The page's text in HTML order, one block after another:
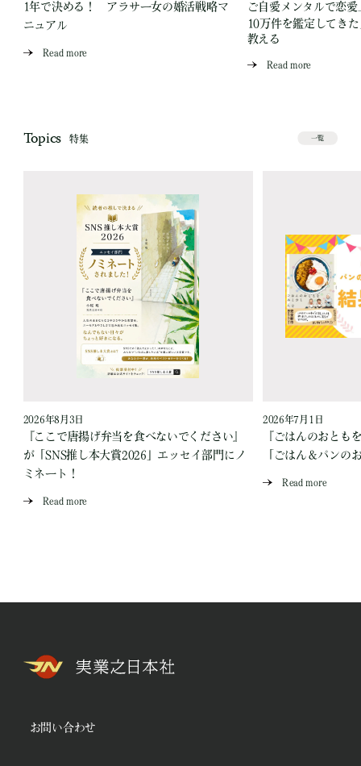
1年で決める！ アラサー女の婚活戦略マ
ニュアル
Read more
ご自愛メンタルで恋
10万件を鑑定してき
教える
Read more
Topics 特集 一覧
2026年8月3日
『ここで唐揚げ弁当を食べないでください』
が「SNS推し本大賞2026」エッセイ部門にノ
ミネート！
Read more
2026年7月1日
『ごはんのおとも
「ごはん＆パンの
Read more
お問い合わせ